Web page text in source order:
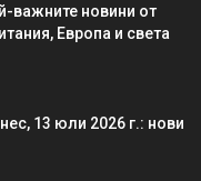
важните новини от
Европа и света
13 юли 2026 г.: нови